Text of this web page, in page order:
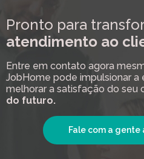
Pronto para
atendimento ao
Entre em contato agora
JobHome pode impulsionar a
melhorar a satisfação do seu
do futuro.
Fale com a gente